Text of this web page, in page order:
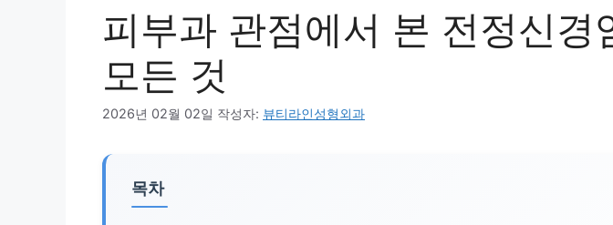
피부과 관점에서 본 전정신경
모든 것
2026년 02월 02일 작성자: 뷰티라인성형외과
목차